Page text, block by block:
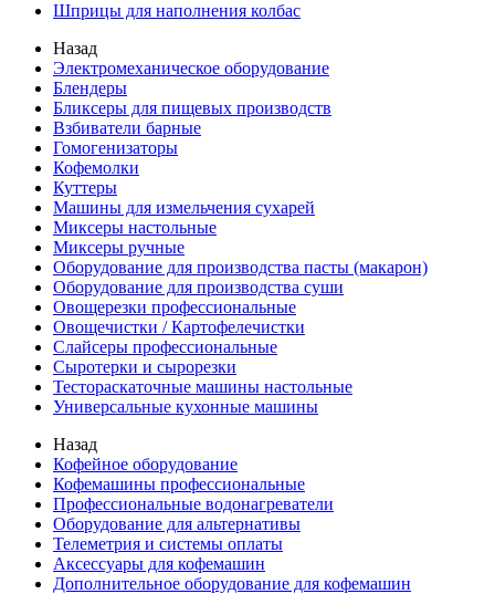
Шприцы для наполнения колбас
Назад
Электромеханическое оборудование
Блендеры
Бликсеры для пищевых производств
Взбиватели барные
Гомогенизаторы
Кофемолки
Куттеры
Машины для измельчения сухарей
Миксеры настольные
Миксеры ручные
Оборудование для производства пасты (макарон)
Оборудование для производства суши
Овощерезки профессиональные
Овощечистки / Картофелечистки
Слайсеры профессиональные
Сыротерки и сырорезки
Тестораскаточные машины настольные
Универсальные кухонные машины
Назад
Кофейное оборудование
Кофемашины профессиональные
Профессиональные водонагреватели
Оборудование для альтернативы
Телеметрия и системы оплаты
Аксессуары для кофемашин
Дополнительное оборудование для кофемашин